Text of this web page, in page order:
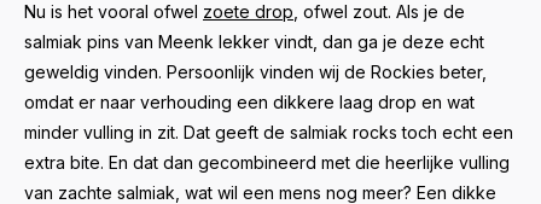
Nu is het vooral ofwel zoete drop , ofwel zout. Als je de
salmiak pins van Meenk lekker vindt, dan ga je deze echt
geweldig vinden. Persoonlijk vinden wij de Rockies beter,
omdat er naar verhouding een dikkere laag drop en wat
minder vulling in zit. Dat geeft de salmiak rocks toch echt een
extra bite. En dat dan gecombineerd met die heerlijke vulling
van zachte salmiak, wat wil een mens nog meer? Een dikke